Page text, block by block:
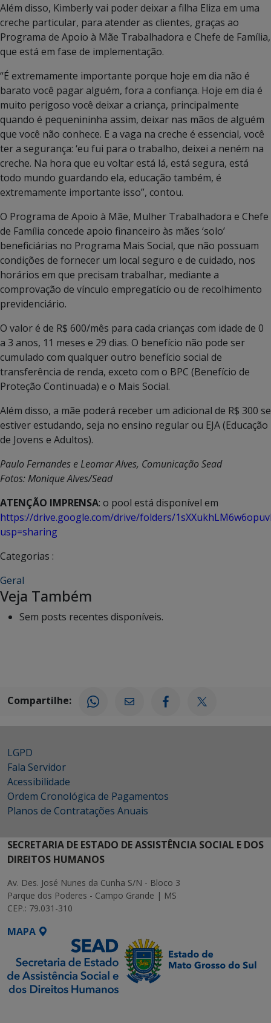
Além disso, Kimberly vai poder deixar a filha Eliza em uma
creche particular, para atender as clientes, graças ao
Programa de Apoio à Mãe Trabalhadora e Chefe de Família,
que está em fase de implementação.
“É extremamente importante porque hoje em dia não é
barato você pagar alguém, fora a confiança. Hoje em dia é
muito perigoso você deixar a criança, principalmente
quando é pequenininha assim, deixar nas mãos de alguém
que você não conhece. E a vaga na creche é essencial, você
ter a segurança: ‘eu fui para o trabalho, deixei a neném na
creche. Na hora que eu voltar está lá, está segura, está
todo mundo guardando ela, educação também, é
extremamente importante isso”, contou.
O Programa de Apoio à Mãe, Mulher Trabalhadora e Chefe
de Família concede apoio financeiro às mães ‘solo’
beneficiárias no Programa Mais Social, que não possuam
condições de fornecer um local seguro e de cuidado, nos
horários em que precisam trabalhar, mediante a
comprovação de vínculo empregatício ou de recolhimento
previdenciário.
O valor é de R$ 600/mês para cada crianças com idade de 0
a 3 anos, 11 meses e 29 dias. O benefício não pode ser
cumulado com qualquer outro benefício social de
transferência de renda, exceto com o BPC (Benefício de
Proteção Continuada) e o Mais Social.
Além disso, a mãe poderá receber um adicional de R$ 300 se
estiver estudando, seja no ensino regular ou EJA (Educação
de Jovens e Adultos).
Paulo Fernandes e Leomar Alves, Comunicação Sead
Fotos: Monique Alves/Sead
ATENÇÃO IMPRENSA: o pool está disponível em
https://drive.google.com/drive/folders/
usp=sharing
Categorias :
Geral
Veja Também
Sem posts recentes disponíveis.
Compartilhe:
LGPD
Fala Servidor
Acessibilidade
Ordem Cronológica de Pagamentos
Planos de Contratações Anuais
SECRETARIA DE ESTADO DE ASSISTÊNCIA SOCIAL E DOS
DIREITOS HUMANOS
Av. Des. José Nunes da Cunha S/N - Bloco 3
Parque dos Poderes - Campo Grande | MS
CEP.: 79.031-310
MAPA